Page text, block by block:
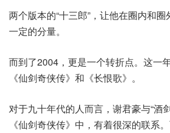
两个版本的“十三郎”，让他在圈内和
一定的分量。
而到了2004，更是一个转折点。这一
《仙剑奇侠传》和《长恨歌》。
对于九十年代的人而言，谢君豪与“酒
《仙剑奇侠传》中，有着很深的联系